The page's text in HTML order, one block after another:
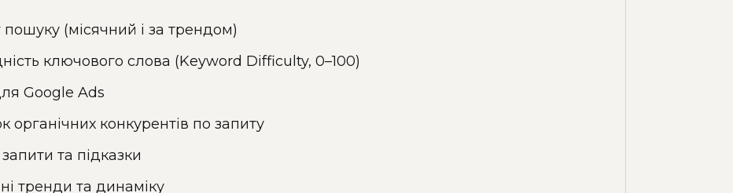
(місячний і за трендом)
ключового слова (Keyword Difficulty, 0–100)
Google Ads
органічних конкурентів по запиту
та підказки
тренди та динаміку